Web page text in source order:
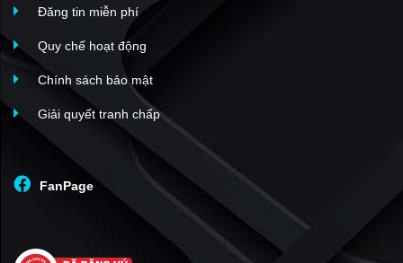
Chung cư An Phú Thuận An
Khu dân cư Lê Phong An Phú
Luxury Residence Bình Dương
KDC Thuận Giao
Lộc Phát Residence
Vĩnh Phú II
The Emerald 68
An Phú Residence Bình Dương
(1)
C-SkyView
(38)
Đăng tin miễn phí
Quy chế hoạt động
Chính sách bảo mật
Giải quyết tranh chấp
FanPage